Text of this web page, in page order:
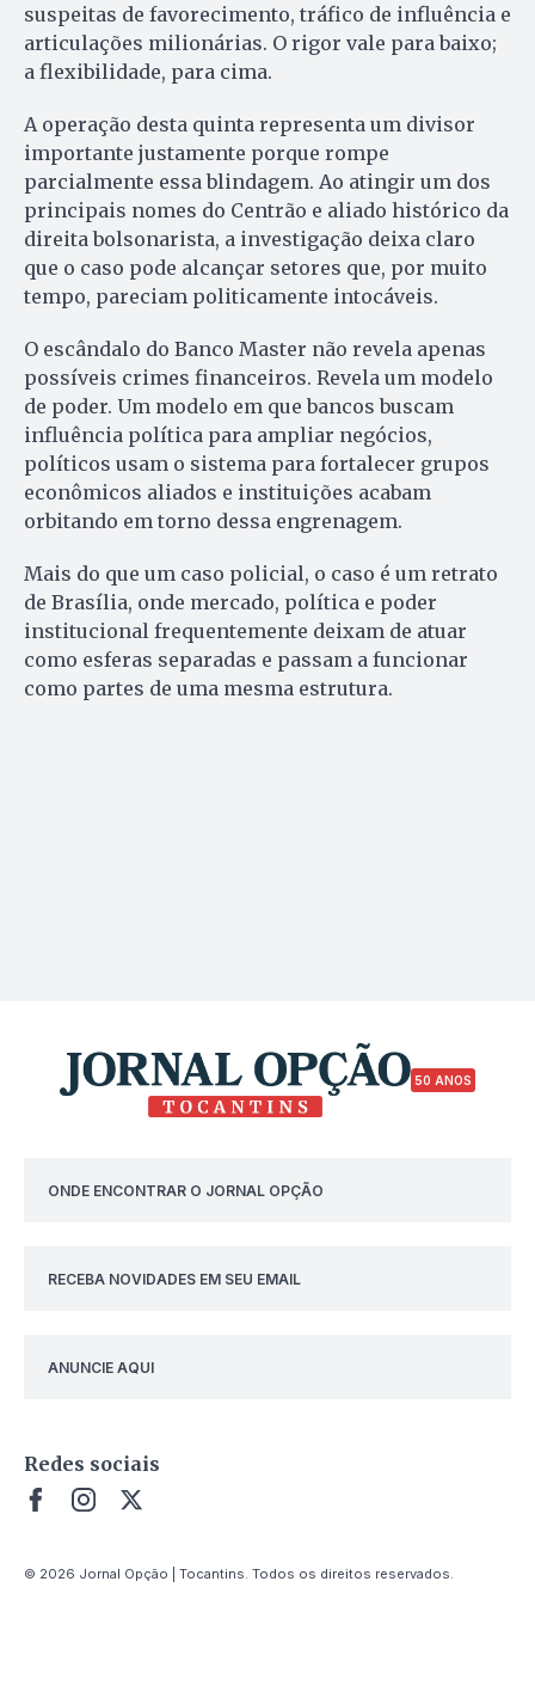
suspeitas de favorecimento, tráfico de influência e
articulações milionárias. O rigor vale para baixo;
a flexibilidade, para cima.
A operação desta quinta representa um divisor
importante justamente porque rompe
parcialmente essa blindagem. Ao atingir um dos
principais nomes do Centrão e aliado histórico da
direita bolsonarista, a investigação deixa claro
que o caso pode alcançar setores que, por muito
tempo, pareciam politicamente intocáveis.
O escândalo do Banco Master não revela apenas
possíveis crimes financeiros. Revela um modelo
de poder. Um modelo em que bancos buscam
influência política para ampliar negócios,
políticos usam o sistema para fortalecer grupos
econômicos aliados e instituições acabam
orbitando em torno dessa engrenagem.
Mais do que um caso policial, o caso é um retrato
de Brasília, onde mercado, política e poder
institucional frequentemente deixam de atuar
como esferas separadas e passam a funcionar
como partes de uma mesma estrutura.
50 ANOS
ONDE ENCONTRAR O JORNAL OPÇÃO
RECEBA NOVIDADES EM SEU EMAIL
ANUNCIE AQUI
Redes sociais
© 2026 Jornal Opção | Tocantins. Todos os direitos reservados.